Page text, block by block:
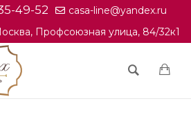
49-52
casa-line@yandex.ru
Профсоюзная улица, 84/32к1